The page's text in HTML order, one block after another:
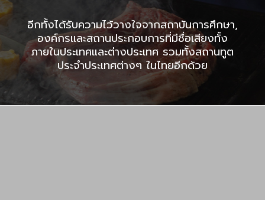
อีกทั้งได้รับความไว้วางใจจากสถาบันการศึกษา,
องค์กรและสถานประกอบการที่มีชื่อเสียงทั้ง
ภายในประเทศและต่างประเทศ รวมทั้งสถานทูต
ประจำประเทศต่างๆ ในไทยอีกด้วย